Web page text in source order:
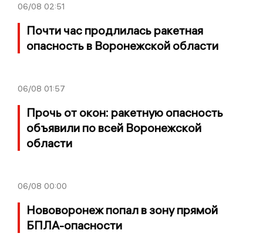
06/08 02:51
Почти час продлилась ракетная
опасность в Воронежской области
06/08 01:57
Прочь от окон: ракетную опасность
объявили по всей Воронежской
области
06/08 00:00
Нововоронеж попал в зону прямой
БПЛА-опасности